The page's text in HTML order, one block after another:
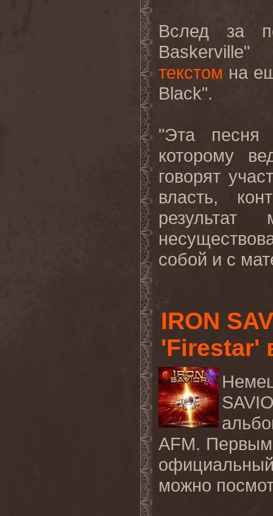
Вслед за
Baskerville"
текстом на
Black".
"Эта песня
которому
говорят
власть,
собой и с
IRON
'Firestar'
AFM. Первым
можно